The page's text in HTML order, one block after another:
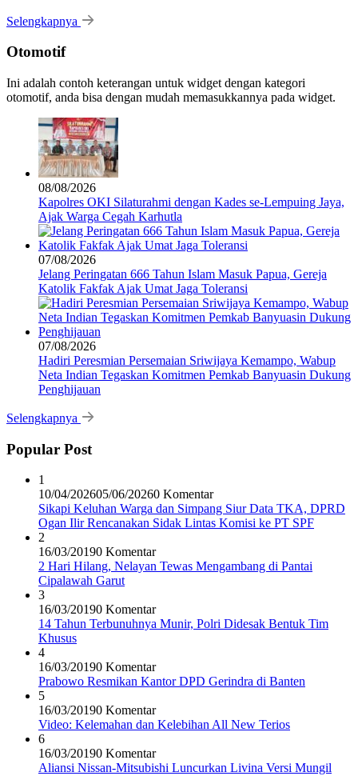
Selengkapnya
Otomotif
Ini adalah contoh keterangan untuk widget dengan kategori
otomotif, anda bisa dengan mudah memasukkannya pada widget.
08/08/2026
Kapolres OKI Silaturahmi dengan Kades se-Lempuing Jaya,
Ajak Warga Cegah Karhutla
07/08/2026
Jelang Peringatan 666 Tahun Islam Masuk Papua, Gereja
Katolik Fakfak Ajak Umat Jaga Toleransi
07/08/2026
Hadiri Peresmian Persemaian Sriwijaya Kemampo, Wabup
Neta Indian Tegaskan Komitmen Pemkab Banyuasin Dukung
Penghijauan
Selengkapnya
Popular Post
1
10/04/202605/06/20260 Komentar
Sikapi Keluhan Warga dan Simpang Siur Data TKA, DPRD
Ogan Ilir Rencanakan Sidak Lintas Komisi ke PT SPF
2
16/03/20190 Komentar
2 Hari Hilang, Nelayan Tewas Mengambang di Pantai
Cipalawah Garut
3
16/03/20190 Komentar
14 Tahun Terbunuhnya Munir, Polri Didesak Bentuk Tim
Khusus
4
16/03/20190 Komentar
Prabowo Resmikan Kantor DPD Gerindra di Banten
5
16/03/20190 Komentar
Video: Kelemahan dan Kelebihan All New Terios
6
16/03/20190 Komentar
Aliansi Nissan-Mitsubishi Luncurkan Livina Versi Mungil